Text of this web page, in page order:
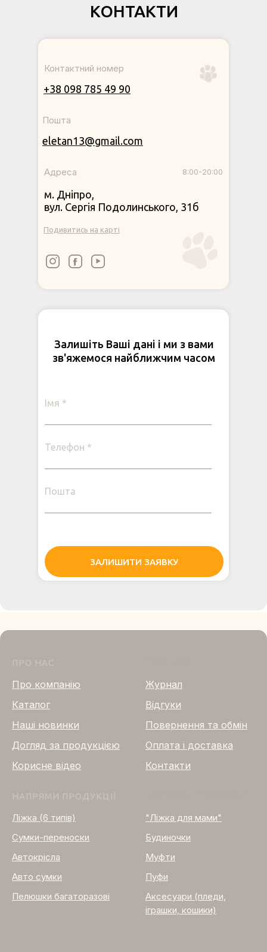
Залишіть Ваші дані і ми з вами
зв'яжемося найближчим часом
Імя *
Телефон *
Пошта
ЗАЛИШИТИ ЗАЯВКУ
КОНТАКТИ
+38 098 785 49 90
Контактний номер
Пошта
eletan13@gmail.com
Подивитись на карті
8:00-20:00
Адреса
м. Дніпро,
вул. Сергія Подолинського, 31б
ПРО НАС
Про компанію
Каталог
Нашi новинки
Догляд за продукцією
Корисне відео
Журнал
Відгуки
Повернення та обмін
Оплата і доставка
Контакти
НАПРЯМИ ПРОДУКЦІЇ
Ліжка (6 типів)
Сумки-переноски
Автокрісла
Авто сумки
Пелюшки багаторазові
"Ліжка для мами"
Будиночки
Муфти
Пуфи
Аксесуари (пледи,
іграшки, кошики)